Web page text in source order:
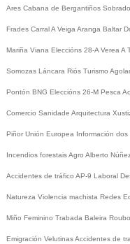
Ares Cabana de Bergantiños Sobrado
Frades CarralA Veiga Aranga Baltar
Mariña Viana Eleccións 28-A Verea A
Somozas Láncara Riós Turismo
Pontón BNG Eleccións 26-M Pesca
Comercio Sanidade Arquitectura
Piñor Unión Europea Información dos
Incendios forestaisAgro Alberto
Accidentes de tráfico AP-9 Laboral
Natureza Violencia machista Redes
Miño Feminino Trabada Baleira
Emigración VelutinasAccidentes de